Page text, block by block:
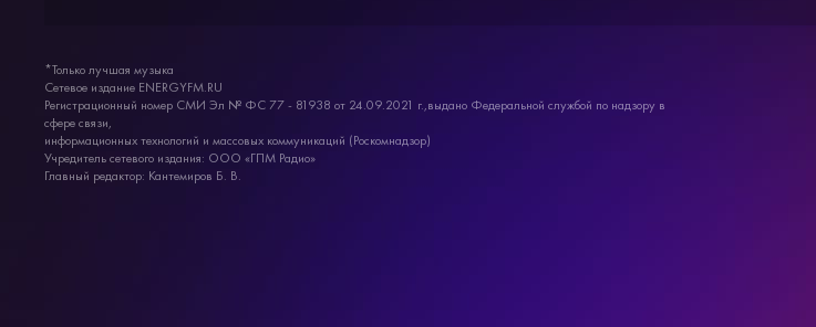
*Только лучшая музыка
Сетевое издание ENERGYFM.RU
Регистрационный номер СМИ Эл № ФС 77 - 81938 от 24.09.2021 г.,выдано Федеральной службой по надзору в
сфере связи,
информационных технологий и массовых коммуникаций (Роскомнадзор)
Учредитель сетевого издания: ООО «ГПМ Радио»
Главный редактор: Кантемиров Б. В.